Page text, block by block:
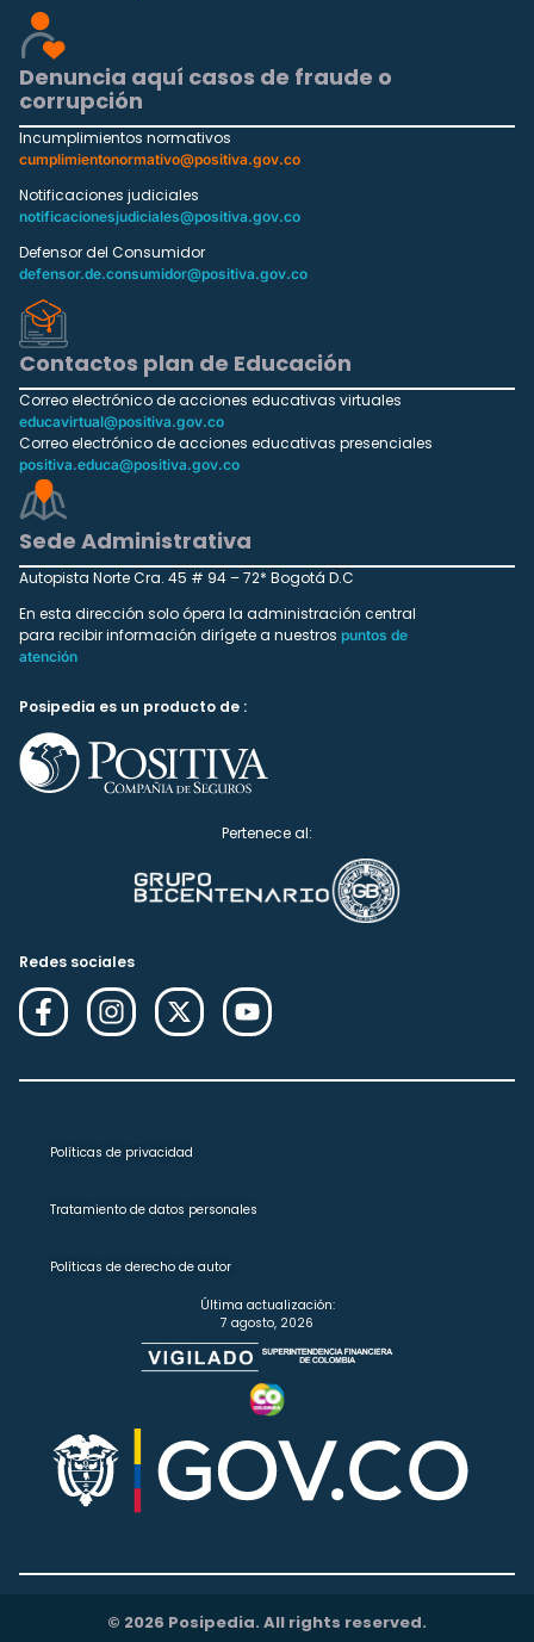
Denuncia aquí casos de fraude o
corrupción
Incumplimientos normativos
cumplimientonormativo@positiva.gov.co
Notificaciones judiciales
notificacionesjudiciales@positiva.gov.co
Defensor del Consumidor
defensor.de.consumidor@positiva.gov.co
Contactos plan de Educación
Correo electrónico de acciones educativas virtuales
educavirtual@positiva.gov.co
Correo electrónico de acciones educativas presenciales
positiva.educa@positiva.gov.co
Sede Administrativa
Autopista Norte Cra. 45 # 94 – 72* Bogotá D.C
En esta dirección solo ópera la administración central
para recibir información dirígete a nuestros puntos de
atención
Posipedia es un producto de :
Pertenece al:
Redes sociales
Políticas de privacidad
Tratamiento de datos personales
Políticas de derecho de autor
Última actualización:
7 agosto, 2026
© 2026 Posipedia. All rights reserved.